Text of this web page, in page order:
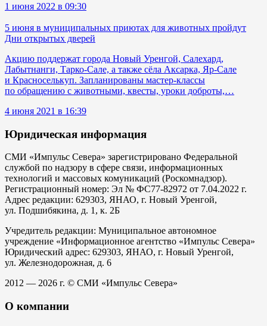
1 июня 2022 в 09:30
5 июня в муниципальных приютах для животных пройдут
Дни открытых дверей
Акцию поддержат города Новый Уренгой, Салехард,
Лабытнанги, Тарко-Сале, а также сёла Аксарка, Яр-Сале
и Красноселькуп. Запланированы мастер-классы
по обращению с животными, квесты, уроки доброты,…
4 июня 2021 в 16:39
Юридическая информация
СМИ «Импульс Севера» зарегистрировано Федеральной
службой по надзору в сфере связи, информационных
технологий и массовых комуникаций (Роскомнадзор).
Регистрационный номер: Эл № ФС77-82972 от 7.04.2022 г.
Адрес редакции: 629303, ЯНАО, г. Новый Уренгой,
ул. Подшибякина, д. 1, к. 2Б
Учредитель редакции: Муниципальное автономное
учреждение «Информационное агентство «Импульс Севера»
Юридический адрес: 629303, ЯНАО, г. Новый Уренгой,
ул. Железнодорожная, д. 6
2012 — 2026 г. © СМИ «Импульс Севера»
О компании